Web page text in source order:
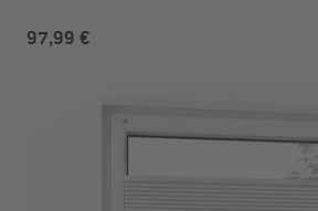
97,99 €